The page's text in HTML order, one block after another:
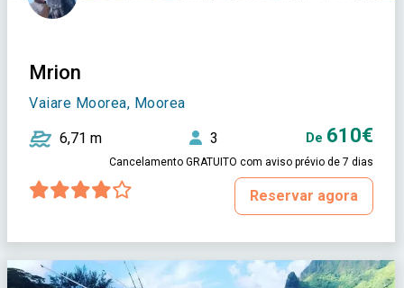
Mrion
Vaiare Moorea, Moorea
6,71 m 3 De 610€
Cancelamento GRATUITO com aviso prévio de 7 dias
Reservar agora